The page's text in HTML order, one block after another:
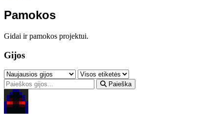
Pamokos
Gidai ir pamokos projektui.
Gijos
Paieška